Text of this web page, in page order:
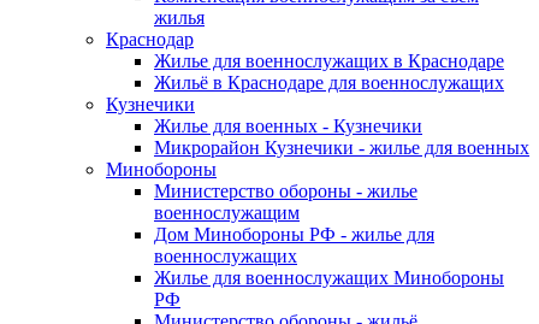
жилья
Краснодар
Жилье для военнослужащих в Краснодаре
Жильё в Краснодаре для военнослужащих
Кузнечики
Жилье для военных - Кузнечики
Микрорайон Кузнечики - жилье для военных
Минобороны
Министерство обороны - жилье
военнослужащим
Дом Минобороны РФ - жилье для
военнослужащих
Жилье для военнослужащих Минобороны
РФ